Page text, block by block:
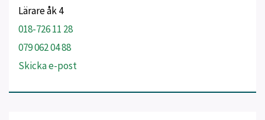
Lärare åk 4
018-726 11 28
079 062 04 88
Skicka e-post